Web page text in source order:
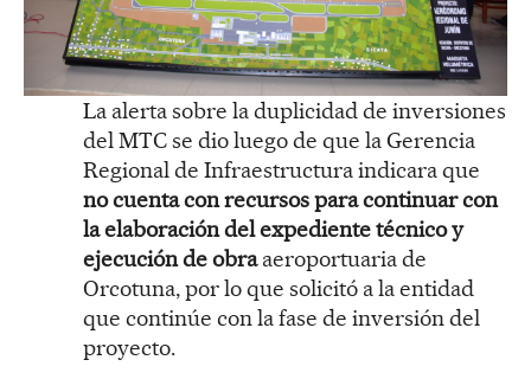
La alerta sobre la duplicidad de inversiones
del MTC se dio luego de que la Gerencia
Regional de Infraestructura indicara que
no cuenta con recursos para continuar con
la elaboración del expediente técnico y
ejecución de obraaeroportuaria de
Orcotuna, por lo que solicitó a la entidad
que continúe con la fase de inversión del
proyecto.